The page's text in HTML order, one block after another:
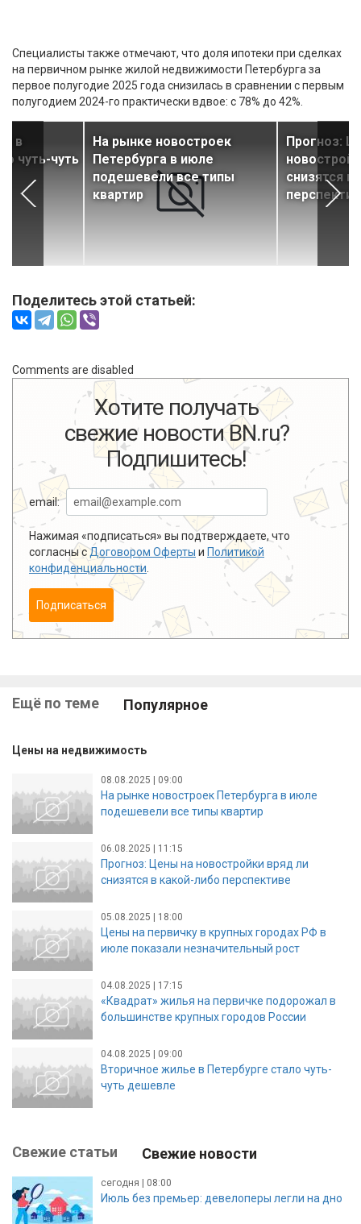
Специалисты также отмечают, что доля ипотеки при сделках
на первичном рынке жилой недвижимости Петербурга за
первое полугодие 2025 года снизилась в сравнении с первым
полугодием 2024-го практически вдвое: с 78% до 42%.
в
чуть-чуть
На рынке новостроек
Петербурга в июле
подешевели все типы
квартир
Прогноз:
снизятся в
Поделитесь этой статьей:
Comments are disabled
Хотите получать
свежие новости BN.ru?
Подпишитесь!
email:
Нажимая «подписаться» вы подтверждаете, что
согласны сДоговором Оферты и Политикой
конфиденциальности
Подписаться
Ещё по теме Популярное
Цены на недвижимость
08.08.2025 | 09:00
На рынке новостроек Петербурга в июле
подешевели все типы квартир
06.08.2025 | 11:15
Прогноз: Цены на новостройки вряд ли
снизятся в какой-либо перспективе
05.08.2025 | 18:00
Цены на первичку в крупных городах РФ в
июле показали незначительный рост
04.08.2025 | 17:15
«Квадрат» жилья на первичке подорожал в
большинстве крупных городов России
04.08.2025 | 09:00
Вторичное жилье в Петербурге стало чуть-
чуть дешевле
Свежие статьи Свежие новости
сегодня | 08:00
Июль без премьер: девелоперы легли на дно